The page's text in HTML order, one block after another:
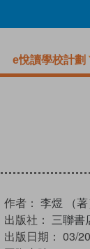
e悅讀學校計劃
作者： 李煜 （著
出版社： 三聯書
出版日期： 03/